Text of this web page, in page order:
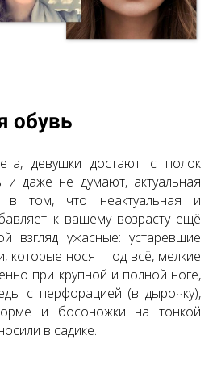
обувь
девушки достают с полок
даже не думают, актуальная
том, что неактуальная и
к вашему возрасту ещё
ужасные: устаревшие
которые носят под всё, мелкие
при крупной и полной ноге,
с перфорацией (в дырочку),
и босоножки на тонкой
в садике.